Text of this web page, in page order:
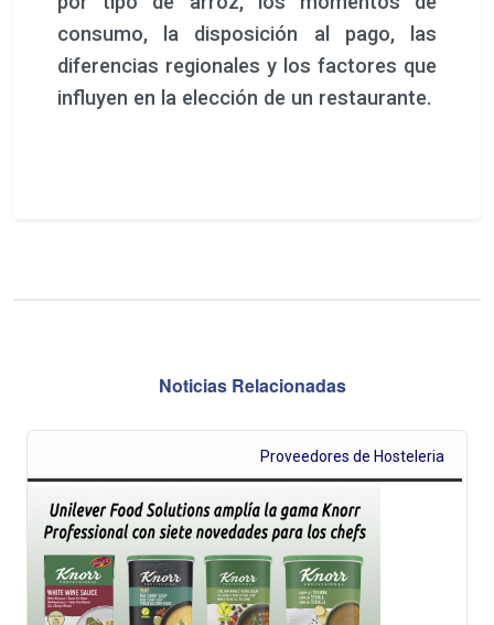
consumo, la disposición al pago, las
diferencias regionales y los factores que
influyen en la elección de un restaurante.
Noticias Relacionadas
Proveedores de Hosteleria